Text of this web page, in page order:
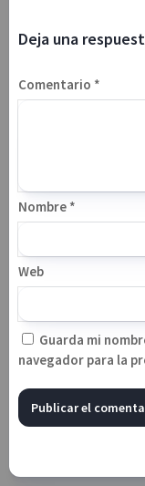
Deja una
Comentario *
Nombre *
Web
Guarda mi
navegador para la